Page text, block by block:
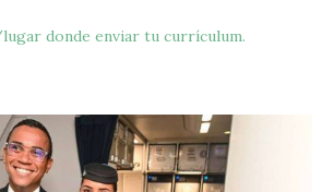
donde enviar tu currículum.